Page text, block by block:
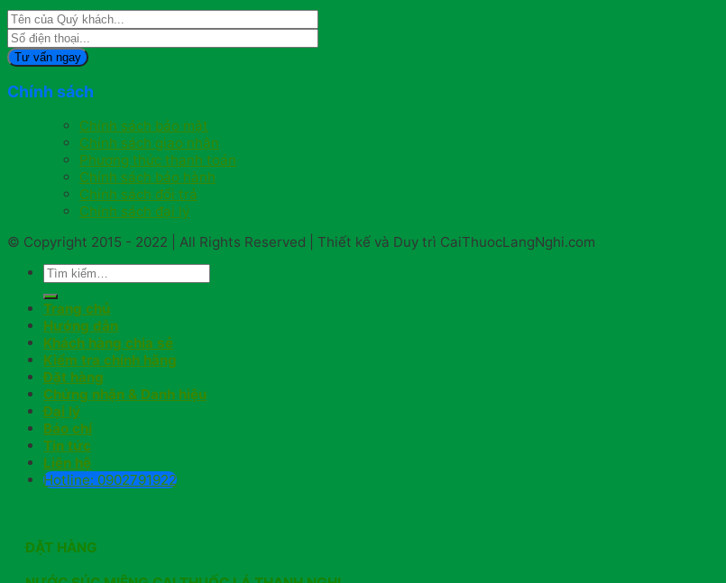
Chính sách
Chính sách bảo mật
Chính sách giao nhận
Phương thức thanh toán
Chính sách bảo hành
Chính sách đổi trả
Chính sách đại lý
© Copyright 2015 - 2022 | All Rights Reserved | Thiết kế và Duy trì CaiThuocLangNghi.com
Trang chủ
Hướng dẫn
Khách hàng chia sẻ
Kiểm tra chính hãng
Đặt hàng
Chứng nhận & Danh hiệu
Đại lý
Báo chí
Tin tức
Liên hệ
Hotline: 0902791922
ĐẶT HÀNG